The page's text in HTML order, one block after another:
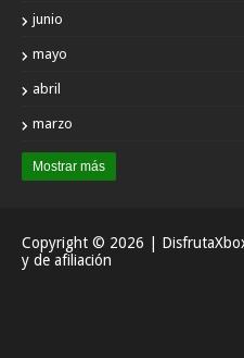
junio
mayo
abril
marzo
Mostrar más
Copyright © 2026 |
y de afiliación